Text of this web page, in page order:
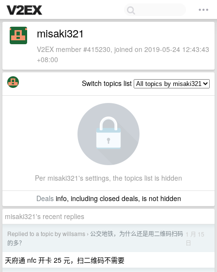
misaki321
V2EX member #415230, joined on 2019-05-24 12:43:43
+08:00
Switch topics list
Per misaki321's settings, the topics list is hidden
Dealsinfo, including closed deals, is not hidden
misaki321's recent replies
Replied to a topic by willsams › 公交地铁，为什么还是用二维码扫码
的多？
1 月 15
日
天府通 nfc 开卡 25 元，扫二维码不需要